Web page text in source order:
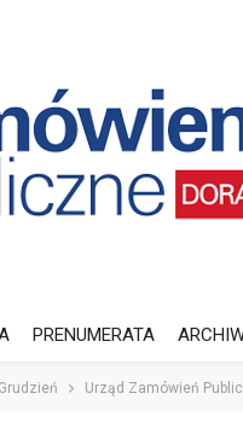
PRENUMERATA
Urząd Zamówień